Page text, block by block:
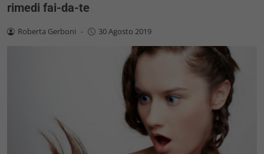
rimedi fai-da-te
Roberta Gerboni - 30 Agosto 2019